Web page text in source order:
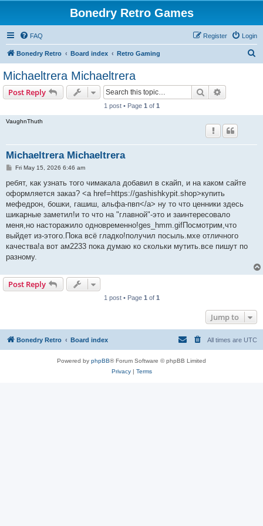
Bonedry Retro Games
FAQ Login
Register
Bonedry Retro Board index Retro Gaming
Michaeltrera Michaeltrera
Post Reply Search
1 post • Page 1 of 1
VaughnThuth
Michaeltrera Michaeltrera
P
s
Fri May 15, 2026 6:46 am
ребят, как узнать того чимакала добавил в скайп, и на каком сайте
оформляется заказ? <a href=https://gashishkypit.shop>купить
мефедрон, бошки, гашиш, альфа-пвп</a> ну то что ценники здесь
шикарные заметил!и то что на "главной"-это и заинтересовало
меня,но насторажило одновременно!ges_hmm.gifПосмотрим,что
выйдет из-этого.Пока всё гладко!получил посыль.мхе отличного
качества!а вот ам2233 пока думаю ко скольки мутить.все пишут по
разному.
Post Reply
1 post • Page 1 of 1
Jump to
Bonedry Retro Board index All times are UTC
Powered by phpBB® Forum Software © phpBB Limited
Privacy| Terms